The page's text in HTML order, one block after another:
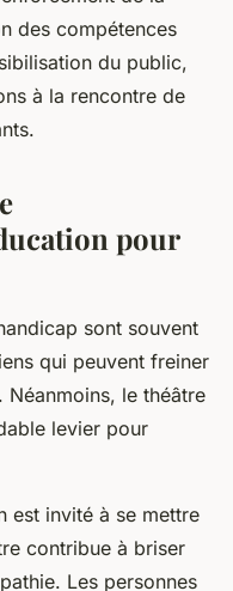
des compétences
du public,
à la rencontre de
pour
sont souvent
qui peuvent freiner
le théâtre
levier pour
est invité à se mettre
contribue à briser
Les personnes